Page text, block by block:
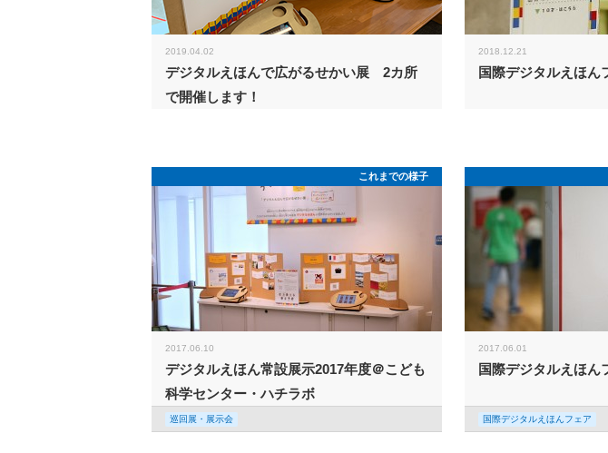
2019.04.02
デジタルえほんで広がるせかい展 2カ所
で開催します！
2018.12.21
国際デジタルえほん
これまでの様子
2017.06.10
デジタルえほん常設展示2017年度＠こども
科学センター・ハチラボ
巡回展・展示会
2017.06.01
国際デジタルえほん
国際デジタルえほんフェア